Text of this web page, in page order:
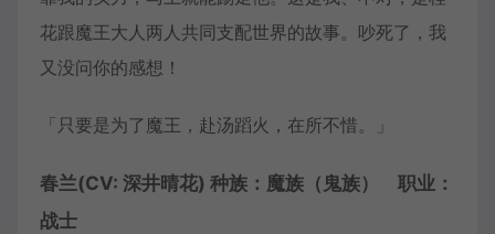
花跟魔王大人两人共同支配世界的故事。吵死了，我
又没问你的感想！
「只要是为了魔王，赴汤蹈火，在所不惜。」
春兰(CV: 深井晴花) 种族：魔族（鬼族） 职业：
战士